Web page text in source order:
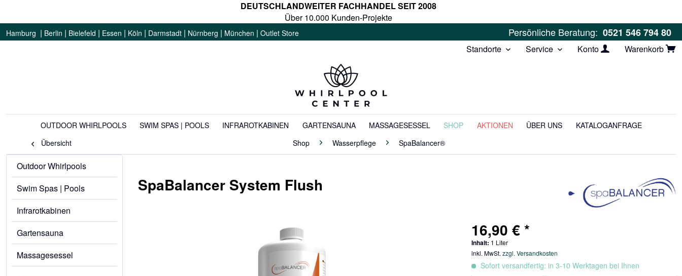
DEUTSCHLANDWEITER FACHHANDEL SEIT 2008
Über 10.000 Kunden-Projekte
Hamburg | Berlin | Bielefeld | Essen | Köln | Darmstadt | Nürnberg | München | Outlet Store Persönliche Beratung: 0521 546 794 80
Standorte Service Konto Warenkorb
OUTDOOR WHIRLPOOLS SWIM SPAS | POOLS INFRAROTKABINEN GARTENSAUNA MASSAGESESSEL SHOP AKTIONEN ÜBER UNS
KATALOGANFRAGE
Übersicht
Shop Wasserpflege SpaBalancer®
Outdoor Whirlpools
Swim Spas | Pools
Infrarotkabinen
Gartensauna
Massagesessel
SpaBalancer System Flush
16,90 € *
Inhalt: 1 Liter
inkl. MwSt.zzgl. Versandkosten
Sofort versandfertig: in 3-10 Werktagen bei Ihnen